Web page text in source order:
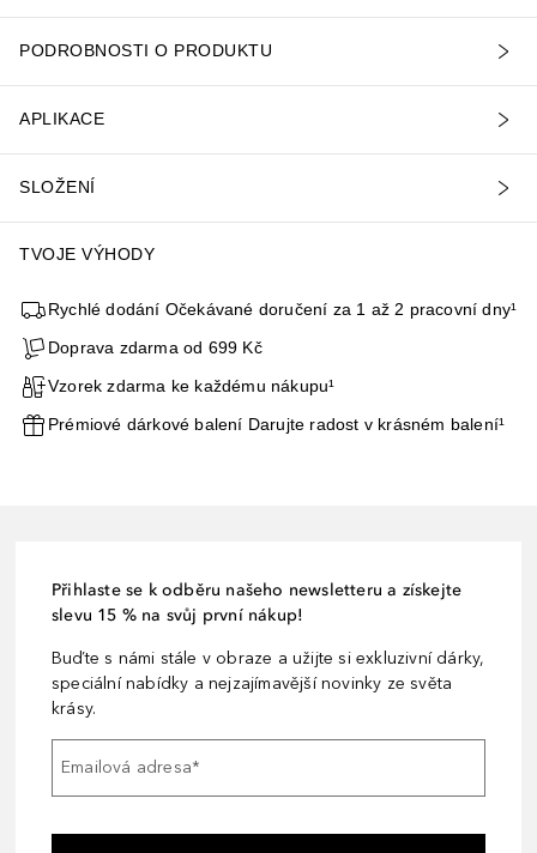
PODROBNOSTI O PRODUKTU
APLIKACE
SLOŽENÍ
TVOJE VÝHODY
Rychlé dodání Očekávané doručení za 1 až 2 pracovní dny¹
Doprava zdarma od 699 Kč
Vzorek zdarma ke každému nákupu¹
Prémiové dárkové balení Darujte radost v krásném balení¹
Přihlaste se k odběru našeho newsletteru a získejte
slevu 15 % na svůj první nákup!
Buďte s námi stále v obraze a užijte si exkluzivní dárky,
speciální nabídky a nejzajímavější novinky ze světa
krásy.
Emailová adresa*